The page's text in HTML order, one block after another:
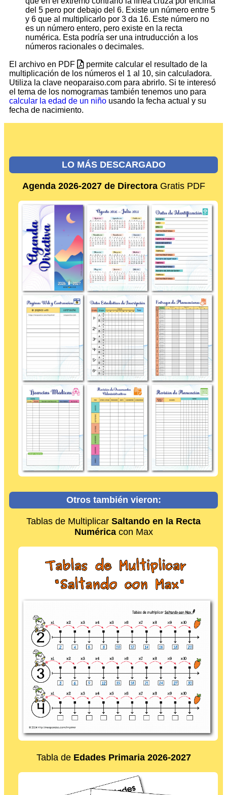
del 5 pero por debajo del 6. Existe un número entre 5
y 6 que al multiplicarlo por 3 da 16. Este número no
es un número entero, pero existe en la recta
numérica. Esta podría ser una intruducción a los
números racionales o decimales.
El archivo en PDF
permite calcular el resultado de la
multiplicación de los números el 1 al 10, sin calculadora.
Utiliza la clave neoparaiso.com para abrirlo. Si te interesó
el tema de los nomogramas también tenemos uno para
calcular la edad de un niño usando la fecha actual y su
fecha de nacimiento.
LO MÁS DESCARGADO
Agenda 2026-2027 de DirectoraGratis PDF
Otros también vieron:
Tablas de Multiplicar Saltando en la Recta
Numéricacon Max
Tabla de Edades Primaria 2026-2027